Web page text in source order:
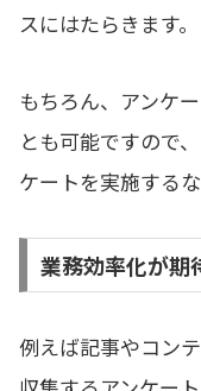
スにはたらきます。
もちろん、アンケ
とも可能ですので
ケートを実施するな
業務効率化が期
例えば記事やコン